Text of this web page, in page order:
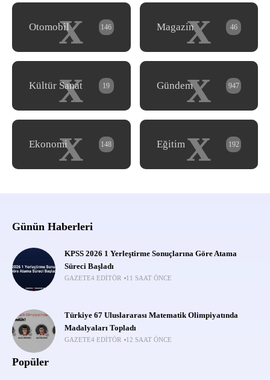
x
Otomobil 146 x
Magazin 46
x
Kültür Sanat 19 x
Gündem 947
x
Ekonomi 148 x
Eğitim 192
Günün Haberleri
KPSS 2026 1 Yerleştirme Sonuçlarına Göre Atama
Süreci Başladı
GAZETE4 EDITÖR 11 SAAT ÖNCE
Türkiye 67 Uluslararası Matematik Olimpiyatında
Madalyaları Topladı
GAZETE4 EDITÖR 12 SAAT ÖNCE
Popüler